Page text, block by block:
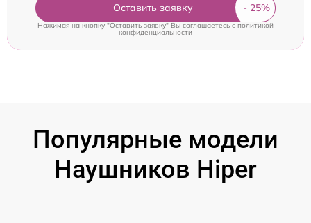
Оставить заявку
Нажимая на кнопку "Оставить заявку" Вы соглашаетесь cполитикой
конфиденциальности
Популярные модели
Наушников Hiper